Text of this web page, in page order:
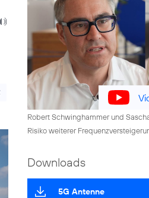
Robert Schwinghammer und
Risiko weiterer
Downloads
5G Antenne